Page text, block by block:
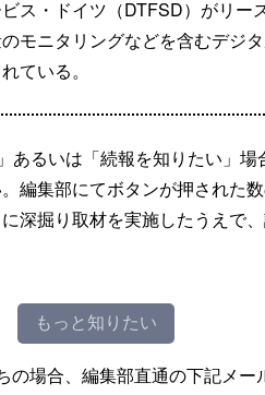
ス・ドイツ（DTFSD）がリー
モニタリングなどを含むデジ
ている。
あるいは「続報を知りたい」場
編集部にてボタンが押された数
深掘り取材を実施したうえで
もっと知りたい
の場合、編集部直通の下記メー